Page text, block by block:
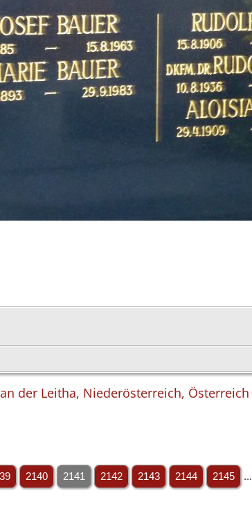
der Leitha, Niederösterreich, Österreich
2140 2141 2142 2143 2144 2145 ...